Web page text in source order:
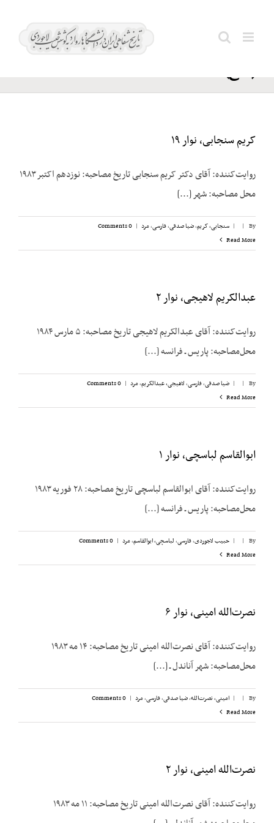
حسن
(حاج)
کریم سنجابی، نوار ۱۹
روایت‌‌کننده: آقای دکتر کریم سنجابی تاریخ مصاحبه: نوزدهم اکتبر ۱۹۸۳
محل مصاحبه: شهر [...]
By
|
| سنجابی، کریم,ضیا صدقی,فارسی,مرد |
0 Comments
Read More
عبدالکریم لاهیجی، نوار ۲
روایت‌کننده: آقای عبدالکریم لاهیجی تاریخ مصاحبه: ۵ مارس ۱۹۸۴
محل‌مصاحبه: پاریس ـ فرانسه [...]
By
|
| ضیا صدقی,فارسی,لاهیجی، عبدالکریم,مرد |
0 Comments
Read More
ابوالقاسم لباسچی، نوار ۱
روایت‌کننده: آقای ابوالقاسم لباسچی تاریخ مصاحبه: ۲۸ فوریه ۱۹۸۳
محل‌مصاحبه: پاریس ـ فرانسه [...]
By
|
| حبیب لاجوردی,فارسی,لباسچی، ابوالقاسم,مرد |
0 Comments
Read More
نصرت‌الله امینی، نوار ۶
روایت‌کننده: آقای نصرت‌الله امینی تاریخ مصاحبه: ۱۴ مه ۱۹۸۳
محل‌مصاحبه: شهر آناندل ـ [...]
By
|
| امینی، نصرت‌الله,ضیا صدقی,فارسی,مرد |
0 Comments
Read More
نصرت‌الله امینی، نوار ۲
روایت‌کننده: آقای نصرت‌الله امینی تاریخ مصاحبه: ۱۱ مه ۱۹۸۳